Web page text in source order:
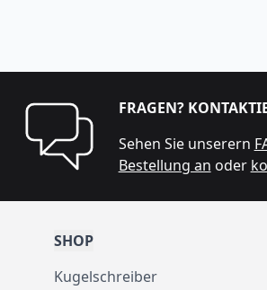
FRAGEN?
Sehen Sie unserern
Bestellung an oder
SHOP
Kugelschreiber